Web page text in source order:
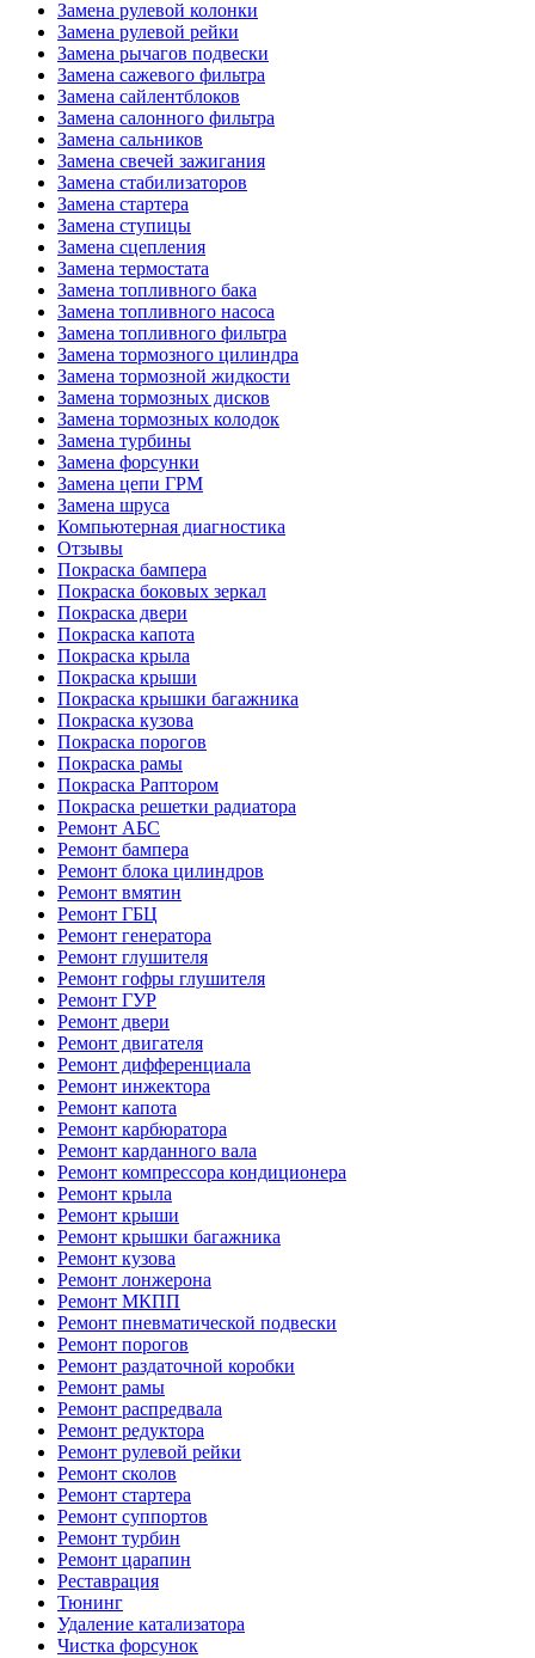
Замена рулевой колонки
Замена рулевой рейки
Замена рычагов подвески
Замена сажевого фильтра
Замена сайлентблоков
Замена салонного фильтра
Замена сальников
Замена свечей зажигания
Замена стабилизаторов
Замена стартера
Замена ступицы
Замена сцепления
Замена термостата
Замена топливного бака
Замена топливного насоса
Замена топливного фильтра
Замена тормозного цилиндра
Замена тормозной жидкости
Замена тормозных дисков
Замена тормозных колодок
Замена турбины
Замена форсунки
Замена цепи ГРМ
Замена шруса
Компьютерная диагностика
Отзывы
Покраска бампера
Покраска боковых зеркал
Покраска двери
Покраска капота
Покраска крыла
Покраска крыши
Покраска крышки багажника
Покраска кузова
Покраска порогов
Покраска рамы
Покраска Раптором
Покраска решетки радиатора
Ремонт АБС
Ремонт бампера
Ремонт блока цилиндров
Ремонт вмятин
Ремонт ГБЦ
Ремонт генератора
Ремонт глушителя
Ремонт гофры глушителя
Ремонт ГУР
Ремонт двери
Ремонт двигателя
Ремонт дифференциала
Ремонт инжектора
Ремонт капота
Ремонт карбюратора
Ремонт карданного вала
Ремонт компрессора кондиционера
Ремонт крыла
Ремонт крыши
Ремонт крышки багажника
Ремонт кузова
Ремонт лонжерона
Ремонт МКПП
Ремонт пневматической подвески
Ремонт порогов
Ремонт раздаточной коробки
Ремонт рамы
Ремонт распредвала
Ремонт редуктора
Ремонт рулевой рейки
Ремонт сколов
Ремонт стартера
Ремонт суппортов
Ремонт турбин
Ремонт царапин
Реставрация
Тюнинг
Удаление катализатора
Чистка форсунок